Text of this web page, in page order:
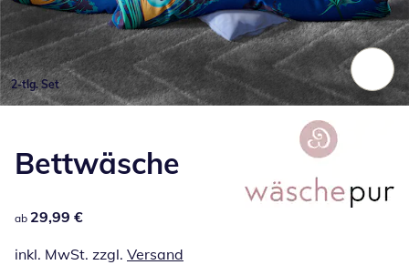
2-tlg. Set
Bettwäsche
29,99 €
ab 29,99 €
inkl. MwSt. zzgl. Versand